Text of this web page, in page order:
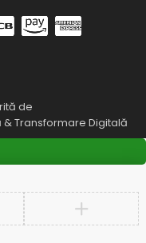
de
Transformare Digitală